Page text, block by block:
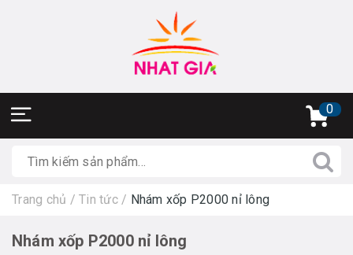
0
Trang chủ / Tin tức / Nhám xốp P2000 nỉ lông
Nhám xốp P2000 nỉ lông